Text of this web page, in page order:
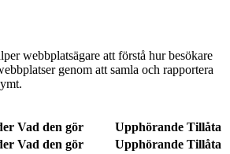
webbplatsägare att förstå hur besökare
genom att samla och rapportera
Vad den gör Upphörande Tillåta
Vad den gör Upphörande Tillåta